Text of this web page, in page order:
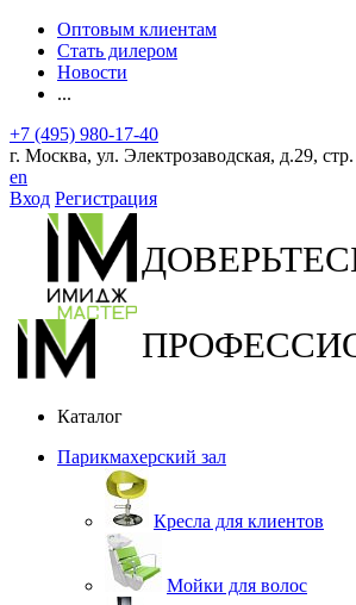
Оптовым клиентам
Стать дилером
Новости
...
+7 (495) 980-17-40
г. Москва, ул. Электрозаводская, д.29,
en
Вход Регистрация
Каталог
Парикмахерский зал
Кресла для клиентов
Мойки для волос